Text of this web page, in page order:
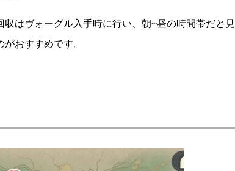
はヴォーグル入手時に行い、朝~昼の時間帯だと見
おすすめです。